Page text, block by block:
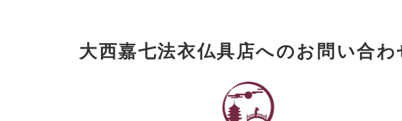
大西嘉七法衣仏具店へのお問い合わ